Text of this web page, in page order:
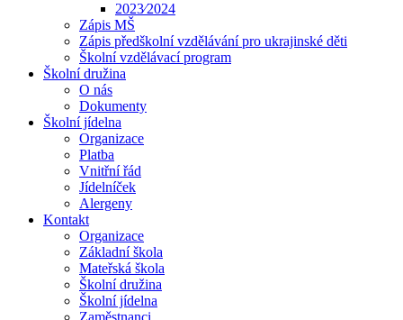
2023⁄2024
Zápis MŠ
Zápis předškolní vzdělávání pro ukrajinské děti
Školní vzdělávací program
Školní družina
O nás
Dokumenty
Školní jídelna
Organizace
Platba
Vnitřní řád
Jídelníček
Alergeny
Kontakt
Organizace
Základní škola
Mateřská škola
Školní družina
Školní jídelna
Zaměstnanci